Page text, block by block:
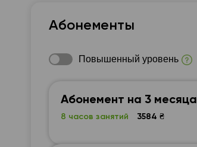
Абонементы
Повышенный уровень
Абонемент на 3 месяца
8 часов занятий 3584 ₴